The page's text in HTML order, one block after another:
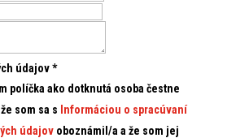
údajov*
políčka ako dotknutá osoba čestne
som sa s Informáciou o spracúvaní
údajovoboznámil/a a že som jej